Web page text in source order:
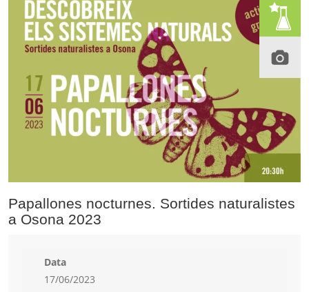
Papallones nocturnes. Sortides naturalistes
a Osona 2023
Data
17/06/2023